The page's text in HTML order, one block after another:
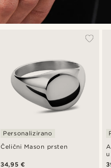
Čelični Mason prsten
Personalizirano
34,95 €